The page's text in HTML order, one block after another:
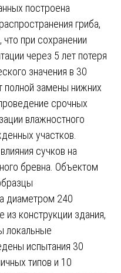
построена
гриба,
при сохранении
через 5 лет потеря
значения в 30
полной замены нижних
срочных
влажностного
участков.
сучков на
бревна. Объектом
диаметром 240
конструкции здания,
локальные
испытания 30
типов и 10